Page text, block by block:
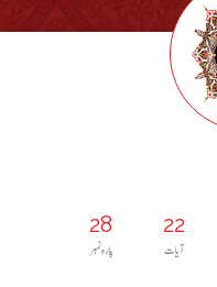
28
پارہ نمبر
22
آيات